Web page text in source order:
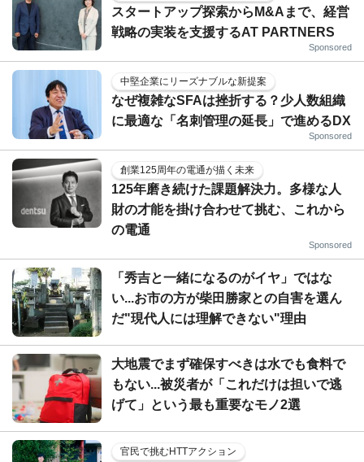
スタートアップ探索からM&Aまで、経営
戦略の実装を支援するAT PARTNERS
Sponsored
中堅企業にリーズナブルな新提案
なぜ複雑なSFAは挫折する？少人数組織
に最適な「名刺管理の延長」で進めるDX
Sponsored
創業125周年の電通が描く未来
125年磨き続けた課題解決力。多様な人
財の才能を掛け合わせて挑む、これから
の電通
Sponsored
「秀吉と一緒になるのがイヤ」ではな
い...お市の方が柴田勝家との自害を選ん
だ"現代人には理解できない"理由
大地震でまず確保すべきは水でも食料で
もない...被災者が「これだけは担いで逃
げて」という最も重要なモノ2選
官民で挑むHTTアクション